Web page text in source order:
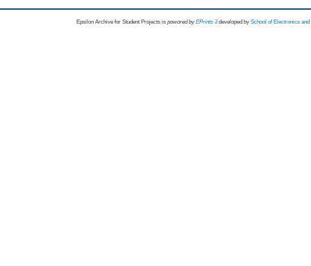
Epsilon Archive for Student Projects is powored byEPrints 3 developed by School of Electronics